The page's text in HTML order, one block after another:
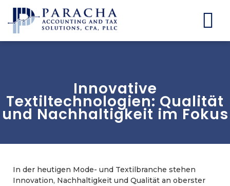
Innovative
Textiltechnologien: Qualität
und Nachhaltigkeit im Fokus
In der heutigen Mode- und Textilbranche stehen
Innovation, Nachhaltigkeit und Qualität an oberster